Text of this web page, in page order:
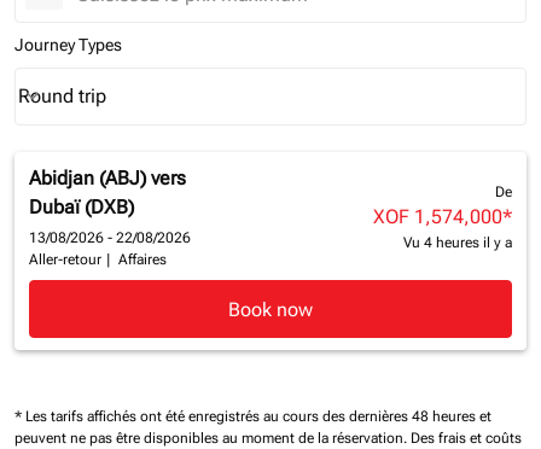
Journey Types
Journey Types option Round trip Selected
Round trip
keyboard_arrow_down
Abidjan (ABJ) vers
Dubaï (DXB)
13/08/2026 - 22/08/2026
Aller-retour
Affaires
De
XOF 1,574,000*
Vu 4 heures il y a
Book now
* Les tarifs affichés ont été enregistrés au cours des dernières 48 heures et
peuvent ne pas être disponibles au moment de la réservation. Des frais et coûts